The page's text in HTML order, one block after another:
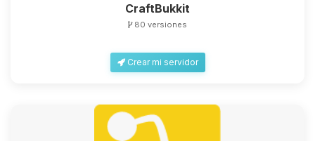
CraftBukkit
80 versiones
Crear mi servidor